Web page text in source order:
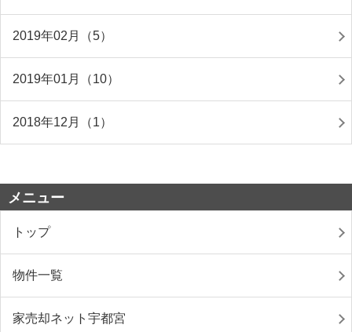
2019年02月（5）
2019年01月（10）
2018年12月（1）
メニュー
トップ
物件一覧
家売却ネット宇都宮